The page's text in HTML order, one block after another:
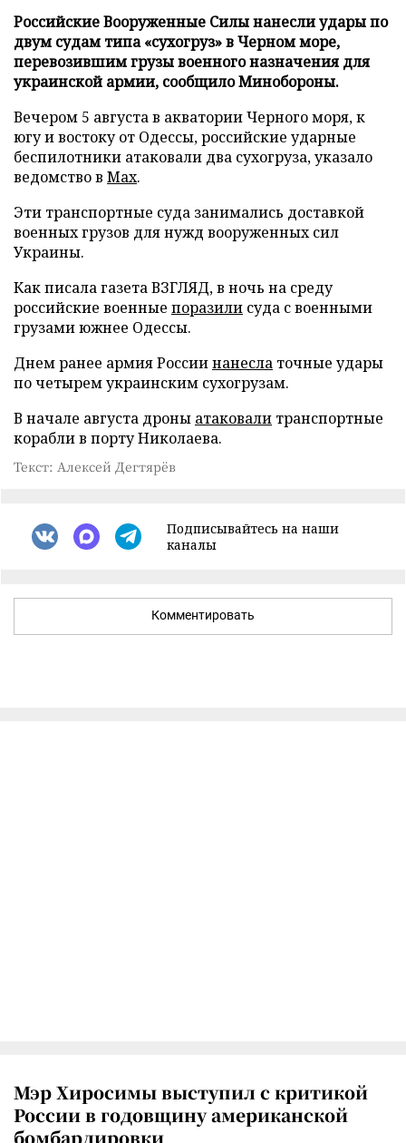
Российские Вооруженные Силы нанесли удары по
двум судам типа «сухогруз» в Черном море,
перевозившим грузы военного назначения для
украинской армии, сообщило Минобороны.
Вечером 5 августа в акватории Черного моря, к
югу и востоку от Одессы, российские ударные
беспилотники атаковали два сухогруза, указало
ведомство в Max.
Эти транспортные суда занимались доставкой
военных грузов для нужд вооруженных сил
Украины.
Как писала газета ВЗГЛЯД, в ночь на среду
российские военные поразили суда с военными
грузами южнее Одессы.
Днем ранее армия Россиинанесла точные удары
по четырем украинским сухогрузам.
В начале августа дроны атаковали транспортные
корабли в порту Николаева.
Текст: Алексей Дегтярёв
Подписывайтесь на наши
каналы
Комментировать
Мэр Хиросимы выступил с критикой
России в годовщину американской
бомбардировки